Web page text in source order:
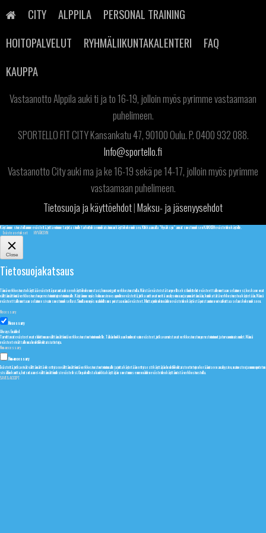
content
CITY ALPPILA
PERSONAL TRAINING
HOITOPALVELUT
RYHMÄLIIKUNTAKALENTERI
FAQ
KAUPPA
Vastaanotto Alppila auki ti ja to 16-19, jolloin myös pyrimme vastaamaan
puhelimeen.
SPORTELLO FIT CITY Kansankatu 47, 90100 Oulu. P. 0400 932 088.
Info@sportello.fi
Vastaanotto City auki ma ja ke 16-19 sekä pe 14-17, jolloin myös pyrimme
vastaamaan puhelimeen.
Tietosuoja ja käyttöehdot|Maksu- ja jäsenyysehdot
Käytämme sivustollamme evästeitä, jotta voimme tarjota sinulle tarkoituksenmukaisimman käyttökokemuksen. Klikkaamalla "Hyväksyn" annat suostumuksen KAIKKIEN evästeiden käytölle.
Evästeasetukset
HYVÄKSYN
Close
Tietosuojakatsaus
Tämä verkkosivusto käyttää evästeitä parantaakseen käyttökokemustasi, kun navigoit verkkosivustolla. Näistä evästeistä tarpeelliseksi luokitelut evästeet tallennetaan selaimeesi, koska ne ovat
välttämättömiä verkkosivuston perustoimintojen toiminnalle. Käytämme myös kolmansien osapuolien evästeitä, jotka auttavat meitä analysoimaan ja ymmärtämään, kuinka tätä verkkosivustoa käytetään. Nämä
evästeet tallennetaan selaimeesi vain suostumuksellasi. Sinulla on myös mahdollisuus poistaa nämä evästeet. Mutta joidenkin näiden evästeiden käytöstä poistaminen voi vaikuttaa selauskokemukseen.
Necessary
Necessary
Always Enabled
Tarvittavat evästeet ovat ehdottoman välttämättömiä verkkosivuston toimivuudelle. Tähän luokkaan kuuluvat vain evästeet, jotka varmistavat verkkosivuston perustoiminnot ja turvaominaisuudet. Nämä
evästeet eivät tallenna henkilökohtaisia tietoja.
Non-necessary
Non-necessary
Evästeitä, jotka eivät välttämättä ole erityisen välttämättömiä verkkosivuston toiminnalle ja joita käytetään erityisesti käyttäjän henkilökohtaisten tietojen keräämiseen analyysien, mainosten ja muun upotetun
sisällön kautta, kutsutaan ei-välttämättömiksi evästeiksi. On pakollista hankkia käyttäjän suostumus ennen näiden evästeiden käyttämistä verkkosivustolla.
SAVE & ACCEPT